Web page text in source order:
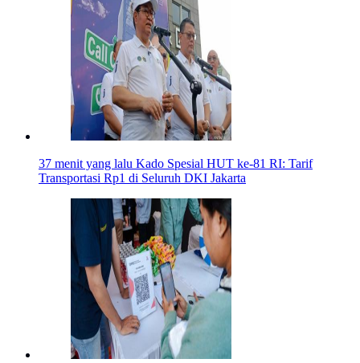
37 menit yang lalu Kado Spesial HUT ke-81 RI: Tarif
Transportasi Rp1 di Seluruh DKI Jakarta